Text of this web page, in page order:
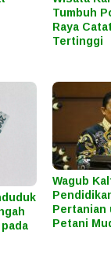
Tumbuh
Raya
Tertinggi
Wagub
Pertanian
Petani